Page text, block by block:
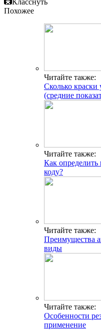
Класснуть
Похожее
Читайте также:
Сколько краски
(средние
Читайте также:
Как
коду?
Читайте также:
Преимущества
виды
Читайте также:
Особенности
применение